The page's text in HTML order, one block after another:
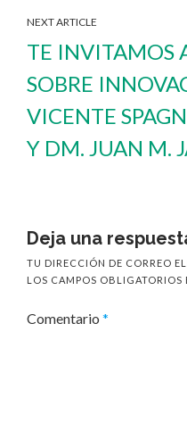
NEXT ARTICLE
TE INVITAMOS
SOBRE
VICENTE
Y DM. JUAN M.
Deja una
TU DIRECCIÓN DE CORREO
LOS CAMPOS OBLIGATORIOS
Comentario *